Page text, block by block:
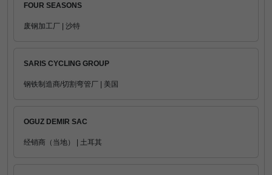
FOUR SEASONS
废钢加工厂 | 沙特
SARIS CYCLING GROUP
钢铁制造商/切割弯管厂 | 美国
OGUZ DEMIR SAC
经销商（当地） | 土耳其